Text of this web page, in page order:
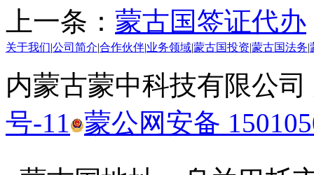
上一条： 蒙古国签证代办
关于我们 公司简介 合作伙伴 业务领域 蒙古国投资 蒙古国法务
内蒙古蒙中科技有限公
号-11 蒙公网安备